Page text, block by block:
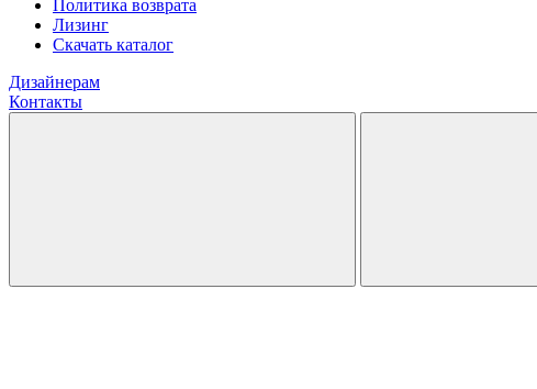
Политика возврата
Лизинг
Скачать каталог
Дизайнерам
Контакты